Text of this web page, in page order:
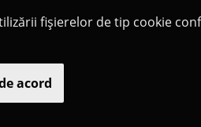
fișierelor de tip cookie
acord